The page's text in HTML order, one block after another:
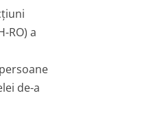
RO) a
de-a